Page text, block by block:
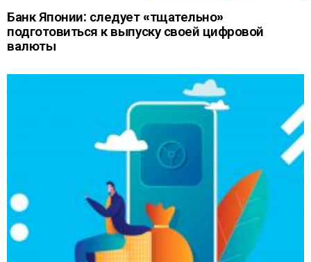
Банк Японии: следует «тщательно»
подготовиться к выпуску своей цифровой
валюты